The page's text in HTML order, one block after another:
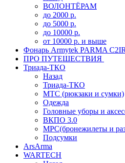
ВОЛОНТЁРАМ
до 2000 р.
до 5000 р.
до 10000 р.
от 10000 р. и выше
Фонарь Armytek PARMA
ПРО ПУТЕШЕСТВИЯ
Триада-ТКО
Назад
Триада-ТКО
МТС (рюкзаки и сумки)
Одежда
Головные уборы и
ВКПО 3.0
МРС(бронежилеты и
Подсумки
ArsArma
WARTECH